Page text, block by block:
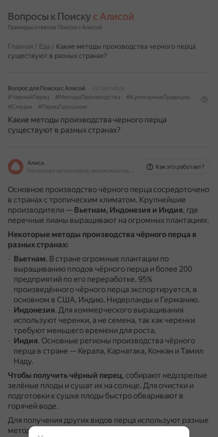
Вопросы к Поиску с Алисой
Примеры ответов Поиска с Алисой
Главная / Еда / Какие методы производства черного перца
существуют в разных странах?
Вопрос для Поиска с Алисой
22 сентября
#ЧерныйПерец
#МетодыПроизводства
#КулинарныеТрадиции
#Специи
#ПерецГорошком
Какие методы производства черного перца
существуют в разных странах?
Алиса
На основе источников, возможны неточности
Как это работает?
Основное производство чёрного перца сосредоточено
в странах с тропическим климатом. Крупнейшие
производители — Вьетнам, Индонезия и Индия, где
перечные лианы выращивают на огромных плантациях.
Некоторые методы производства чёрного перца в
разных странах:
Вьетнам. В стране огромные плантации по
выращиванию плодов чёрного перца и более 200
предприятий по его переработке. 95%
произведённого чёрного перца экспортируется, в
основном в США, Индию, Нидерланды и Германию.
Индонезия. Для коммерческого выращивания
используют черенки, а не семена, так как черенки
требуют меньшего времени для роста.
Индия. Основные регионы производства чёрного
перца в стране — Керала, Карнатака, Конкан и Тамил
Наду.
Чтобы получить чёрный перец, собирают недозрелые
зелёные плоды и сушат их на солнце. Для очистки и
подготовки к сушке плоды быстро обваривают в
горячей воде.
Для получения других видов перца используют разные
методы: